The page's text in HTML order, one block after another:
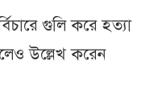
গুলি করে হত্যা
উল্লেখ করেন